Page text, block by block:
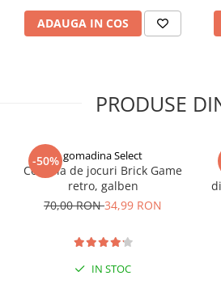
ADAUGA IN COS
PRODUSE
-50% gomadina Select
Consola de jocuri Brick Game
retro, galben
70,00 RON34,99 RON
IN STOC